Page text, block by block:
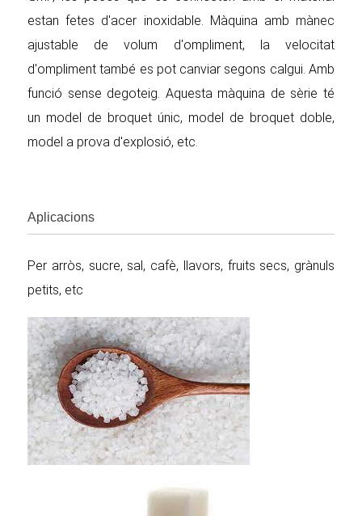
estan fetes d'acer inoxidable. Màquina amb mànec
ajustable de volum d'ompliment, la velocitat
d'ompliment també es pot canviar segons calgui. Amb
funció sense degoteig. Aquesta màquina de sèrie té
un model de broquet únic, model de broquet doble,
model a prova d'explosió, etc.
Aplicacions
Per arròs, sucre, sal, cafè, llavors, fruits secs, grànuls
petits, etc